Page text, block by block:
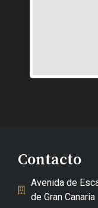
Contacto
Avenida de
de Gran Canaria